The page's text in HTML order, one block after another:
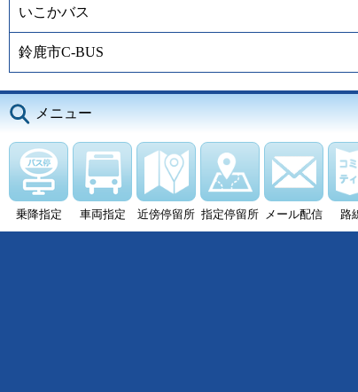
いこかバス
鈴鹿市C-BUS
メニュー
乗降指定 車両指定 近傍停留所 指定停留所 メール配信 路